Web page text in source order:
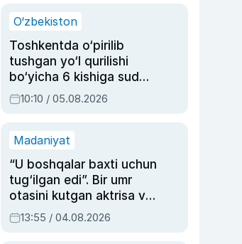
O‘zbekiston
Toshkentda o‘pirilib
tushgan yo‘l qurilishi
bo‘yicha 6 kishiga sud
hukmi o‘qildi
10:10 / 05.08.2026
Madaniyat
“U boshqalar baxti uchun
tug‘ilgan edi”. Bir umr
otasini kutgan aktrisa va
dublyaj ustasi Rimma
Ahmedovaning
13:55 / 04.08.2026